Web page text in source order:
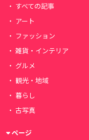
すべての記事
アート
ファッション
雑貨・インテリア
グルメ
観光・地域
暮らし
古写真
ページ